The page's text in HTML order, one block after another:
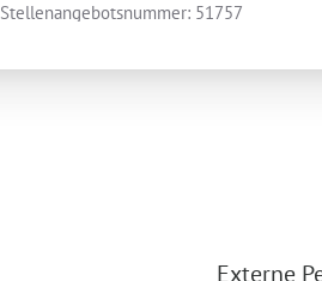
Stellenangebotsnummer: 51757
Externe